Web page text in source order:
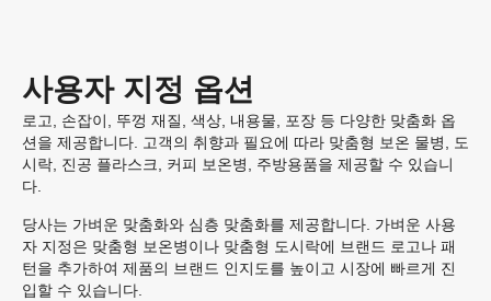
사용자 지정 옵션
로고, 손잡이, 뚜껑 재질, 색상, 내용물, 포장 등 다양한 맞춤화 옵
션을 제공합니다. 고객의 취향과 필요에 따라 맞춤형 보온 물병, 도
시락, 진공 플라스크, 커피 보온병, 주방용품을 제공할 수 있습니
다.
당사는 가벼운 맞춤화와 심층 맞춤화를 제공합니다. 가벼운 사용
자 지정은 맞춤형 보온병이나 맞춤형 도시락에 브랜드 로고나 패
턴을 추가하여 제품의 브랜드 인지도를 높이고 시장에 빠르게 진
입할 수 있습니다.